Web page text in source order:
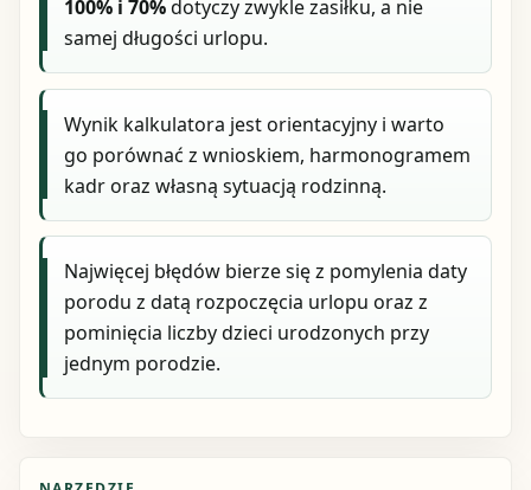
100% i 70%dotyczy zwykle zasiłku, a nie
samej długości urlopu.
Wynik kalkulatora jest orientacyjny i warto
go porównać z wnioskiem, harmonogramem
kadr oraz własną sytuacją rodzinną.
Najwięcej błędów bierze się z pomylenia daty
porodu z datą rozpoczęcia urlopu oraz z
pominięcia liczby dzieci urodzonych przy
jednym porodzie.